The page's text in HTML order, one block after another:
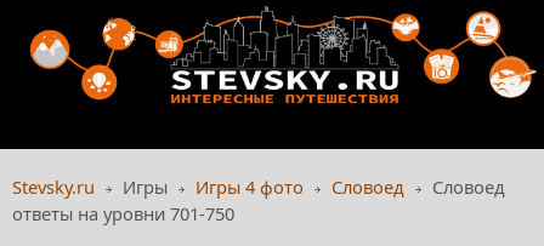
Stevsky.ru Игры Игры 4 фото Словоед
Словоед
ответы на уровни 701-750